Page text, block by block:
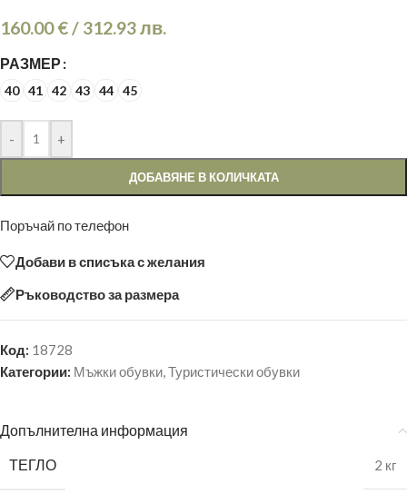
160.00€/ 312.93лв.
РАЗМЕР
40 41 42 43 44 45
- +
ДОБАВЯНЕ В КОЛИЧКАТА
Поръчай по телефон
Добави в списъка с желания
Ръководство за размера
Код: 18728
Категории: Мъжки обувки,Туристически обувки
Допълнителна информация
ТЕГЛО 2 кг